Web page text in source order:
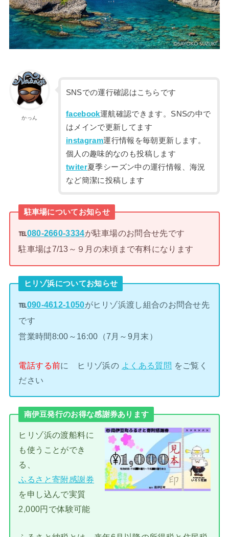
かっん
SNSでの運行確認はこちらです
facebook運航確認できます。SNSの中で
はメインで更新してます
instagram運行情報を毎朝更新します。
個人の趣味的なのも投稿します
twiter夏季シーズン中の運行情報、海況
など簡潔に投稿します
駐車場についてお知らせ
℡080-2660-3334が駐車場のお問合せ先です
駐車場は7/13～９月の末頃まで有料になります
ヒリゾ浜についてお知らせ
℡090-4612-1050がヒリゾ浜渡し組合のお問合せ先
です
営業時間8:00～16:00（7月～9月末）
電話する前に ヒリゾ浜の よくある質問 をご覧く
ださい
南伊豆発行のお得な感謝券あります
ヒリゾ浜の渡船料に
も使うことができ
る、
ふるさと寄附感謝券
を申し込んで実質
2,000円で体験可能